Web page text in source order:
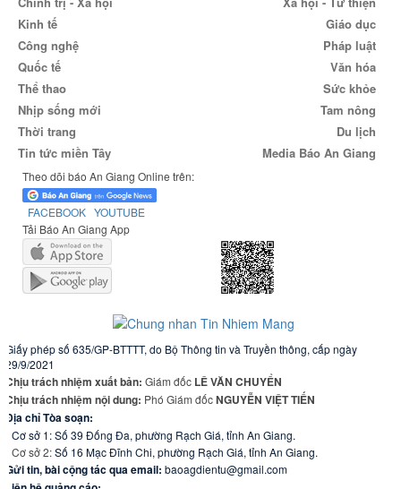
Kinh tế
Giáo dục
Công nghệ
Pháp luật
Quốc tế
Văn hóa
Thể thao
Sức khỏe
Nhịp sống mới
Tam nông
Thời trang
Du lịch
Tin tức miền Tây
Media Báo An Giang
Theo dõi báo An Giang Online trên:
FACEBOOK YOUTUBE
Tải Báo An Giang App
Giấy phép số 635/GP-BTTTT, do Bộ Thông tin và Truyền thông, cấp ngày
29/9/2021
Chịu trách nhiệm xuất bản: Giám đốc LÊ VĂN CHUYỂN
Chịu trách nhiệm nội dung: Phó Giám đốcNGUYỄN VIỆT TIẾN
Địa chỉ Tòa soạn:
- Cơ sở 1: Số 39 Đống Đa, phường Rạch Giá, tỉnh An Giang.
- Cơ sở 2:Số 16 Mạc Đĩnh Chi, phường Rạch Giá, tỉnh An Giang.
Gửi tin, bài cộng tác qua email: baoagdientu@gmail.com